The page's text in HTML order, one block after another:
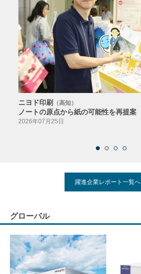
ニヨド印刷 （高知）
ノートの原点から紙の可能性を再提案
2026年07月25日
躍進企業レポート一覧へ
グローバル